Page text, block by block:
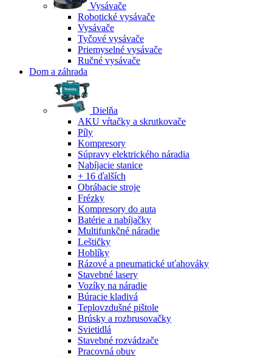
Vysávače
Robotické vysávače
Vysávače
Tyčové vysávače
Priemyselné vysávače
Ručné vysávače
Dom a záhrada
Dielňa
AKU vŕtačky a skrutkovače
Píly
Kompresory
Súpravy elektrického náradia
Nabíjacie stanice
+ 16 ďalších
Obrábacie stroje
Frézky
Kompresory do auta
Batérie a nabíjačky
Multifunkčné náradie
Leštičky
Hoblíky
Rázové a pneumatické uťahováky
Stavebné lasery
Vozíky na náradie
Búracie kladivá
Teplovzdušné pištole
Brúsky a rozbrusovačky
Svietidlá
Stavebné rozvádzače
Pracovná obuv